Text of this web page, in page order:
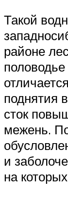
Такой
районе
половодье
поднятия
сток
межень.
и
на